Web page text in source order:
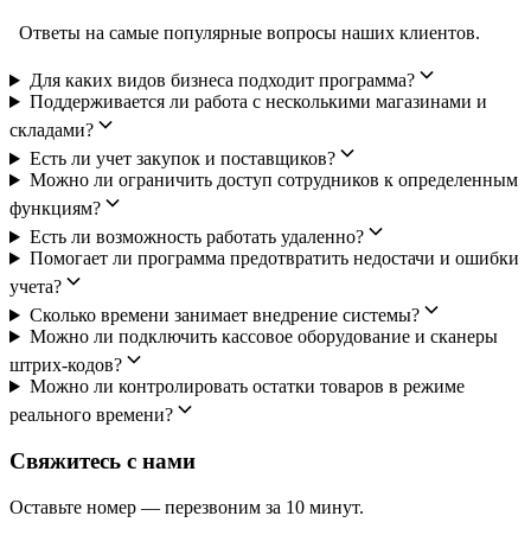
Ответы на самые популярные вопросы наших клиентов.
Для каких видов бизнеса подходит программа?
Поддерживается ли работа с несколькими магазинами и
складами?
Есть ли учет закупок и поставщиков?
Можно ли ограничить доступ сотрудников к определенным
функциям?
Есть ли возможность работать удаленно?
Помогает ли программа предотвратить недостачи и ошибки
учета?
Сколько времени занимает внедрение системы?
Можно ли подключить кассовое оборудование и сканеры
штрих-кодов?
Можно ли контролировать остатки товаров в режиме
реального времени?
Свяжитесь с нами
Оставьте номер — перезвоним за 10 минут.